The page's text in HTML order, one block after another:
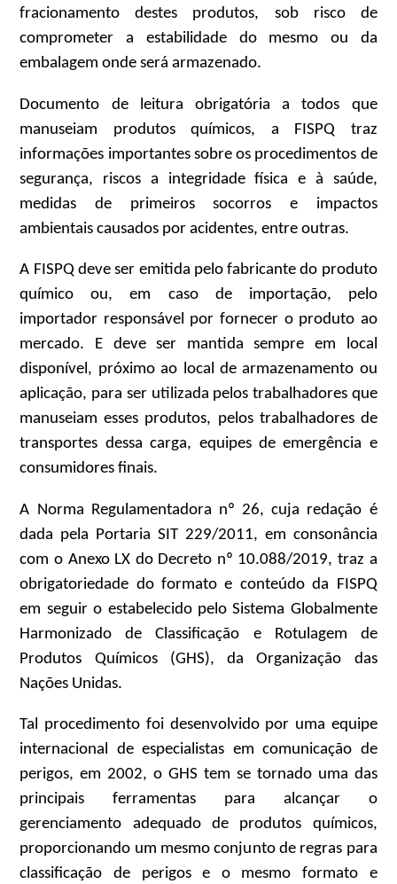
fracionamento destes produtos, sob risco de
comprometer a estabilidade do mesmo ou da
embalagem onde será armazenado.
Documento de leitura obrigatória a todos que
manuseiam produtos químicos, a FISPQ traz
informações importantes sobre os procedimentos de
segurança, riscos a integridade física e à saúde,
medidas de primeiros socorros e impactos
ambientais causados por acidentes, entre outras.
A FISPQ deve ser emitida pelo fabricante do produto
químico ou, em caso de importação, pelo
importador responsável por fornecer o produto ao
mercado. E deve ser mantida sempre em local
disponível, próximo ao local de armazenamento ou
aplicação, para ser utilizada pelos trabalhadores que
manuseiam esses produtos, pelos trabalhadores de
transportes dessa carga, equipes de emergência e
consumidores finais.
A Norma Regulamentadora nº 26, cuja redação é
dada pela Portaria SIT 229/2011, em consonância
com o Anexo LX do Decreto nº 10.088/2019, traz a
obrigatoriedade do formato e conteúdo da FISPQ
em seguir o estabelecido pelo Sistema Globalmente
Harmonizado de Classificação e Rotulagem de
Produtos Químicos (GHS), da Organização das
Nações Unidas.
Tal procedimento foi desenvolvido por uma equipe
internacional de especialistas em comunicação de
perigos, em 2002, o GHS tem se tornado uma das
principais ferramentas para alcançar o
gerenciamento adequado de produtos químicos,
proporcionando um mesmo conjunto de regras para
classificação de perigos e o mesmo formato e